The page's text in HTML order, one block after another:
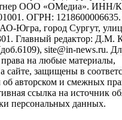
ООО «ОМедиа». ИНН/
ОГРН:
Югра, город Сургут,
Главный редактор: Д.М.
site@in-news.ru.
на любые материалы,
сайте, защищены в
об авторском и смежных
ссылка на источник
персональных данных.